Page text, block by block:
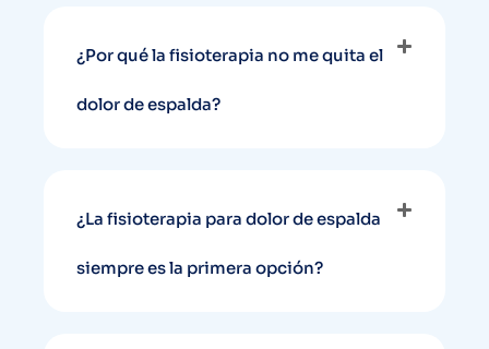
¿Por qué la fisioterapia no me quita el
dolor de espalda?
¿La fisioterapia para dolor de espalda
siempre es la primera opción?